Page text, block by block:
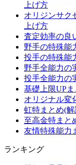
上げ方
オリジンサク
上げ方
査定効率の良
野手の特殊能
投手の特殊能
野手全能力の
投手全能力の
基礎上限UP
オリジナル変
虹特まとめ(
至高金特まと
友情特殊能力
ランキング